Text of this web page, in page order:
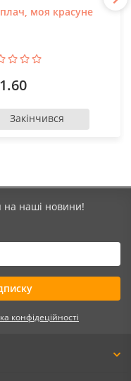
моя красуне
Закінчився
на наші новини!
конфідеційності